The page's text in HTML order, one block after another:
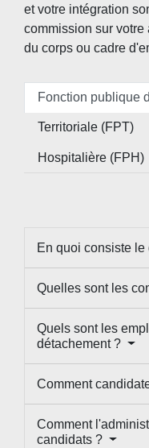
et votre intégration
commission sur
du corps ou cadre
Fonction publique
Territoriale (FPT)
Hospitalière (FPH)
En quoi consiste le
Quelles sont les
Quels sont les
détachement ?
Comment
Comment
candidats ?